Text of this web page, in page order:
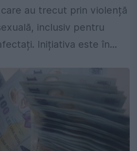
au trecut prin violență
inclusiv pentru
Inițiativa este în...